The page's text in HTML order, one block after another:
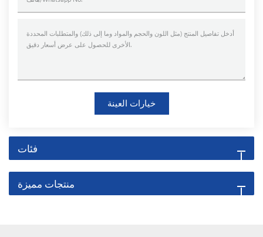
خيارات العينة
فئات
منتجات مميزة